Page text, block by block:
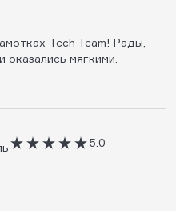
Tech Team! Рады,
мягкими.
5.0